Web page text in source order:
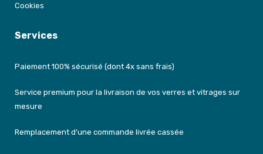
Cookies
Services
Paiement 100% sécurisé (dont 4x sans frais)
Service premium pour la livraison de vos verres et vitrages sur
mesure
Remplacement d'une commande livrée cassée